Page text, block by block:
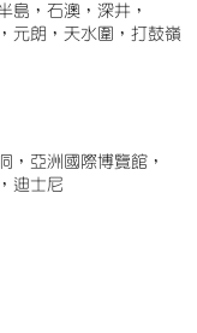
島，石澳，深井，
元朗，天水圍，打鼓嶺
，亞洲國際博覽館，
迪士尼